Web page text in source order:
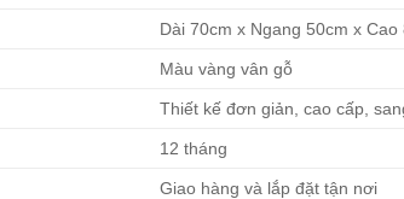
Dài 70cm x Ngang 50cm x Cao
Màu vàng vân gỗ
Thiết kế đơn giản, cao cấp,
12 tháng
Giao hàng và lắp đặt tận nơi